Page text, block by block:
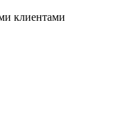
клиентами